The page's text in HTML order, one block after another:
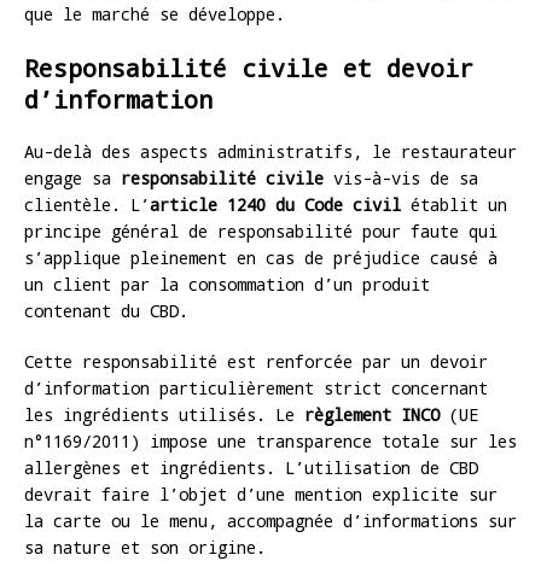
que le marché se développe.
Responsabilité civile et devoir
d’information
Au-delà des aspects administratifs, le restaurateur
engage sa responsabilité civile vis-à-vis de sa
clientèle. L’article 1240 du Code civil établit un
principe général de responsabilité pour faute qui
s’applique pleinement en cas de préjudice causé à
un client par la consommation d’un produit
contenant du CBD.
Cette responsabilité est renforcée par un devoir
d’information particulièrement strict concernant
les ingrédients utilisés. Le règlement INCO(UE
n°1169/2011) impose une transparence totale sur les
allergènes et ingrédients. L’utilisation de CBD
devrait faire l’objet d’une mention explicite sur
la carte ou le menu, accompagnée d’informations sur
sa nature et son origine.